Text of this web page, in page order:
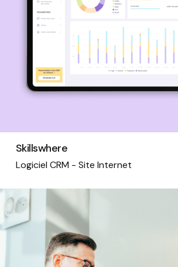
Skillswhere
Logiciel CRM - Site Internet